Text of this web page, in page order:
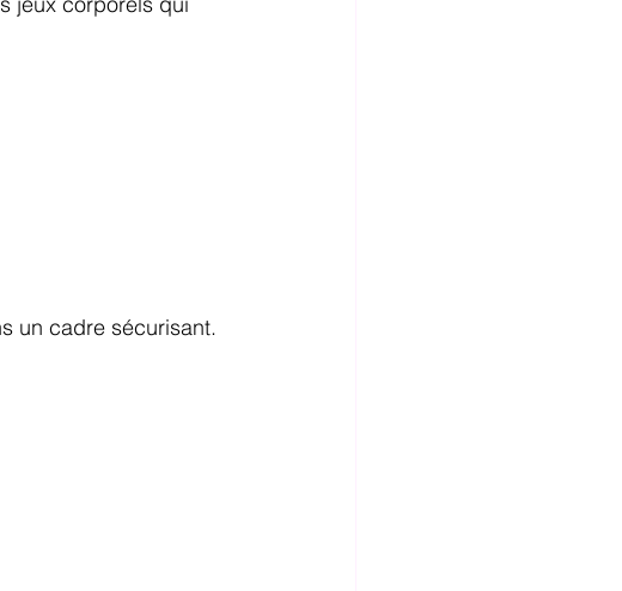
un cadre sécurisant.